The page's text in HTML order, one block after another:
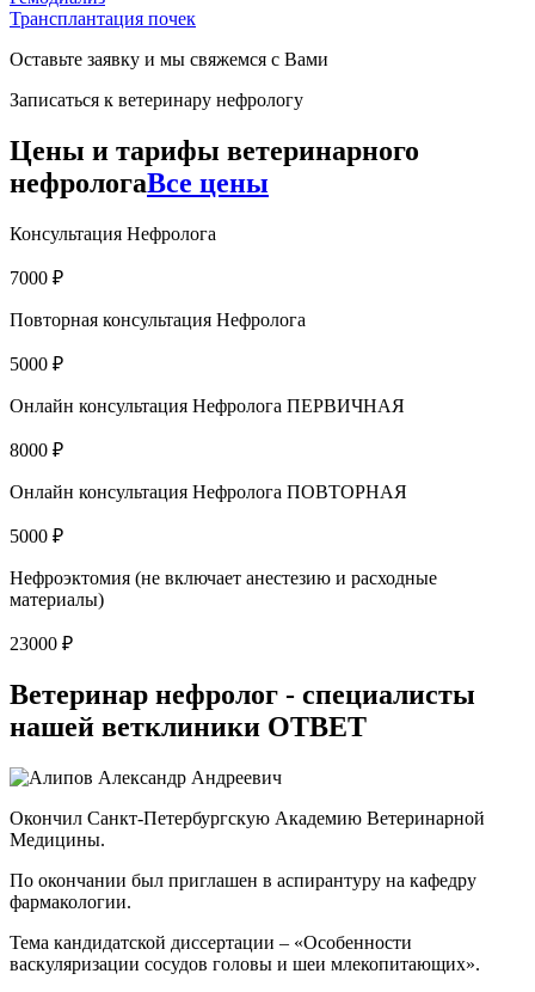
Трансплантация почек
Оставьте заявку и мы свяжемся с Вами
Записаться к ветеринару нефрологу
Цены и тарифы ветеринарного
нефрологаВсе цены
Консультация Нефролога
7000 ₽
Повторная консультация Нефролога
5000 ₽
Онлайн консультация Нефролога ПЕРВИЧНАЯ
8000 ₽
Онлайн консультация Нефролога ПОВТОРНАЯ
5000 ₽
Нефроэктомия (не включает анестезию и расходные
материалы)
23000 ₽
Ветеринар нефролог - специалисты
нашей ветклиники ОТВЕТ
Окончил Санкт-Петербургскую Академию Ветеринарной
Медицины.
По окончании был приглашен в аспирантуру на кафедру
фармакологии.
Тема кандидатской диссертации – «Особенности
васкуляризации сосудов головы и шеи млекопитающих».